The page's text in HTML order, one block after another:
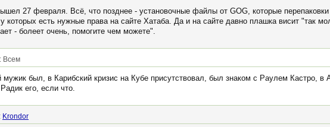
27 февраля. Всё, что позднее - установочные файлы от GOG, которые
которых есть нужные права на сайте Хатаба. Да и на сайте давно плашка висит "так
- болеет очень, помогите чем можете".
Всем
был, в Карибский кризис на Кубе присутствовал, был знаком с Раулем Кастро, в
его, если что.
Krondor